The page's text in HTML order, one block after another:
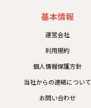
基本情報
運営会社
利用規約
個人情報保護方針
当社からの連絡について
お問い合わせ